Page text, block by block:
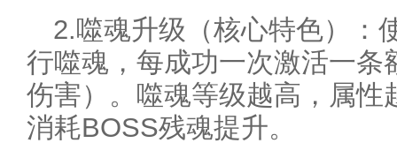
2.噬魂升级（核心特色）：
行噬魂，每成功一次激活一条
伤害）。噬魂等级越高，属性
消耗BOSS残魂提升。